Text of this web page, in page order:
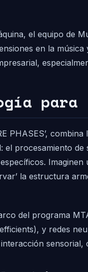
el equipo de
en la
para
PHASES’,
procesamiento
la estructura
del programa
y redes
sensorial,